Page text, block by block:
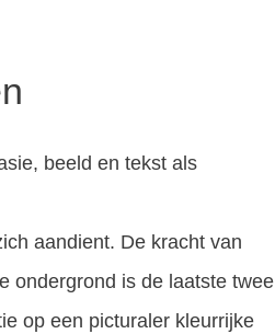
beeld en tekst als
aandient. De kracht van
ondergrond is de laatste twee
op een picturaler kleurrijke